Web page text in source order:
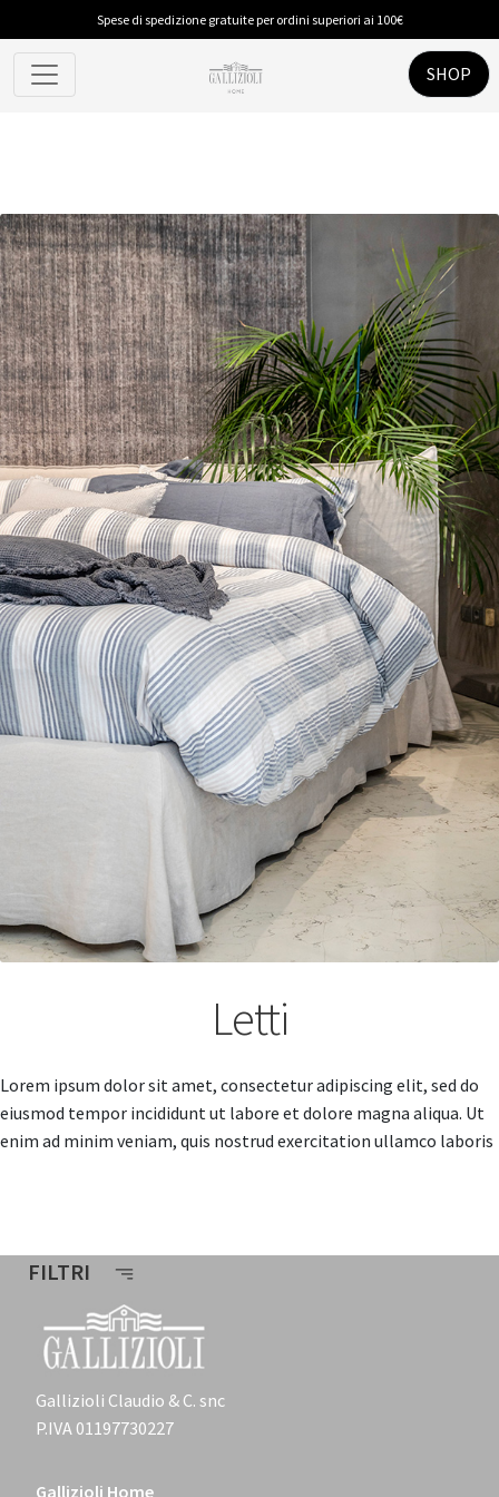
Spese di spedizione gratuite per ordini superiori ai 100€
SHOP
Letti
Lorem ipsum dolor sit amet, consectetur adipiscing elit, sed do
eiusmod tempor incididunt ut labore et dolore magna aliqua. Ut
enim ad minim veniam, quis nostrud exercitation ullamco laboris
FILTRI
Gallizioli Claudio & C. snc
P.IVA 01197730227
Gallizioli Home